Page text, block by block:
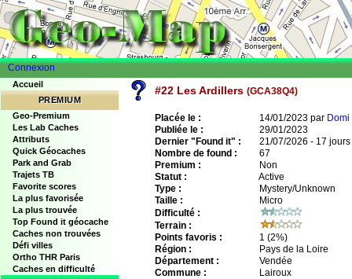
Connexion
Accueil
PREMIUM
Geo-Premium
Les Lab Caches
Attributs
Quick Géocaches
Park and Grab
Trajets TB
Favorite scores
La plus favorisée
La plus trouvée
Top Found it géocache
Caches non trouvées
Défi villes
Ortho THR Paris
Caches en difficulté
#22 Les Ardillers (GCA38Q4)
Placée le : 14/01/2023 par Domi
Publiée le :
29/01/2023
Dernier "Found it" :
21/07/2026 - 17 jours
Nombre de found :
67
Premium :
Non
Statut :
Active
Type :
Mystery/Unknown
Taille :
Micro
Difficulté :
Terrain :
Points favoris :
1 (2%)
Région :
Pays de la Loire
Département :
Vendée
Commune :
Lairoux